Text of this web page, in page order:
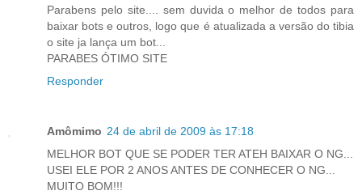
Parabens pelo site.... sem duvida o melhor de todos para
baixar bots e outros, logo que é atualizada a versão do tibia
o site ja lança um bot...
PARABES ÓTIMO SITE
Responder
Amômimo 24 de abril de 2009 às 17:18
MELHOR BOT QUE SE PODER TER ATEH BAIXAR O NG...
USEI ELE POR 2 ANOS ANTES DE CONHECER O NG...
MUITO BOM!!!